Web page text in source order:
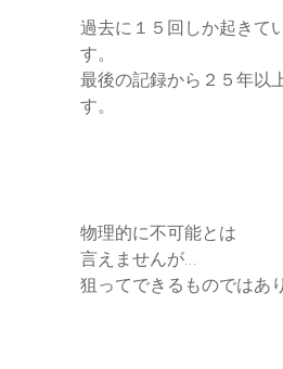
過去に１５回しか起きて
す。
最後の記録から２５年以
す。
物理的に不可能とは
言えませんが…
狙ってできるものではあ